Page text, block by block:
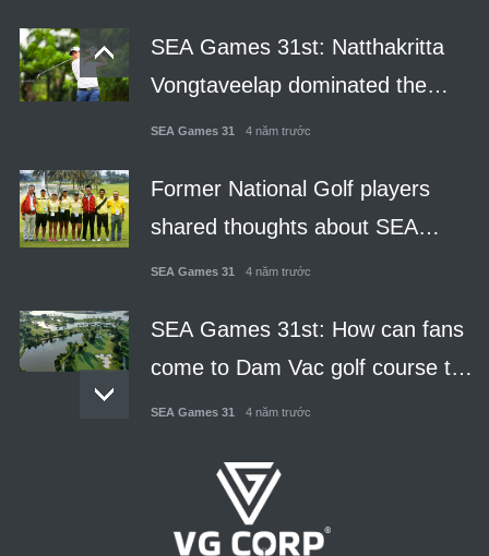
SEA Games 31st: Natthakritta
Vongtaveelap dominated the
woman’s leader board after round
SEA Games 31 4 năm trước
Former National Golf players
shared thoughts about SEA
Games.
SEA Games 31 4 năm trước
SEA Games 31st: How can fans
come to Dam Vac golf course to
watch the competition live?
SEA Games 31 4 năm trước